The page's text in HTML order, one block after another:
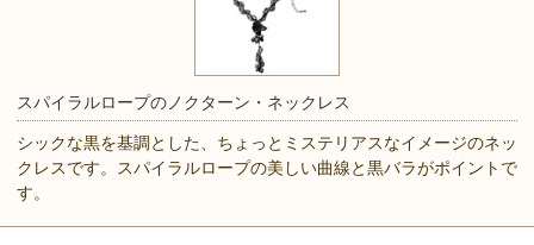
スパイラルロープのノクターン・ネックレス
シックな黒を基調とした、ちょっとミステリアスなイメージのネッ
クレスです。スパイラルロープの美しい曲線と黒バラがポイントで
す。